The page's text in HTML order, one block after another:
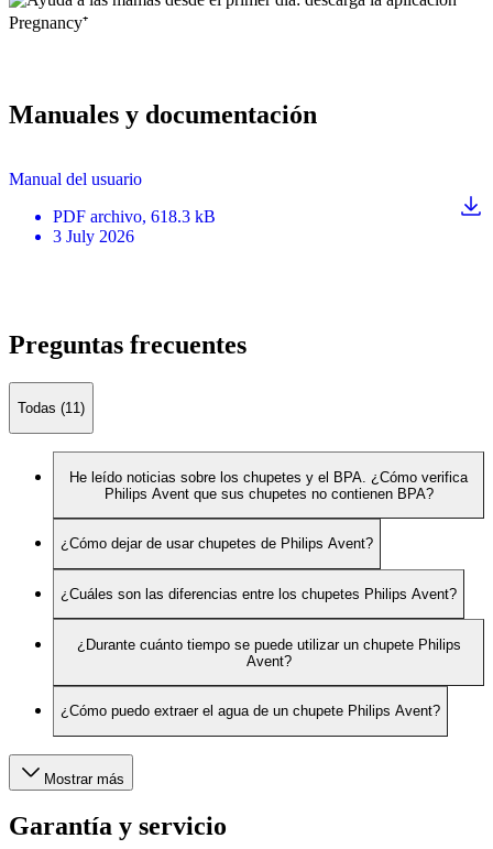
Manuales y documentación
Manual del usuario
PDF archivo, 618.3 kB
3 July 2026
Preguntas frecuentes
Todas (11)
He leído noticias sobre los chupetes y el BPA. ¿Cómo verifica
Philips Avent que sus chupetes no contienen BPA?
¿Cómo dejar de usar chupetes de Philips Avent?
¿Cuáles son las diferencias entre los chupetes Philips Avent?
¿Durante cuánto tiempo se puede utilizar un chupete Philips
Avent?
¿Cómo puedo extraer el agua de un chupete Philips Avent?
Mostrar más
Garantía y servicio